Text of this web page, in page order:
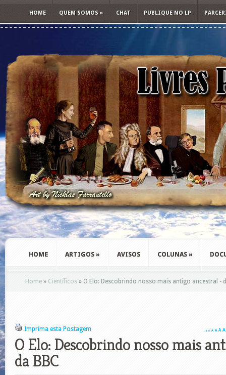
HOME QUEM SOMOS » CHAT PUBLIQUE NO LP
HOME ARTIGOS » AVISOS COLUNAS »
Home » Científicos » O Elo: Descobrindo nosso mais antigo ancestral -
Imprima esta Postagem A A A A A A A
O Elo: Descobrindo nosso mais
da BBC